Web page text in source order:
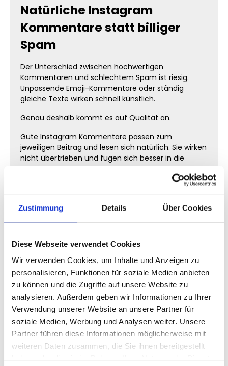
Zustimmung Details Über Cookies
Diese Webseite verwendet Cookies
Wir verwenden Cookies, um Inhalte und Anzeigen zu
personalisieren, Funktionen für soziale Medien anbieten
zu können und die Zugriffe auf unsere Website zu
analysieren. Außerdem geben wir Informationen zu Ihrer
Verwendung unserer Website an unsere Partner für
soziale Medien, Werbung und Analysen weiter. Unsere
Partner führen diese Informationen möglicherweise mit
weiteren Daten zusammen, die Sie ihnen bereitgestellt
haben oder die sie im Rahmen Ihrer Nutzung der Dienste
Natürliche Instagram
Kommentare statt billiger
Spam
Der Unterschied zwischen hochwertigen
Kommentaren und schlechtem Spam ist riesig.
Unpassende Emoji-Kommentare oder ständig
gleiche Texte wirken schnell künstlich.
Genau deshalb kommt es auf Qualität an.
Gute Instagram Kommentare passen zum
jeweiligen Beitrag und lesen sich natürlich. Sie wirken
nicht übertrieben und fügen sich besser in die
bestehende Community ein.
Wichtige Qualitätsmerkmale
natürliche Formulierungen
abwechslungsreiche Texte
keine offensichtlichen Spam-Kommentare
authentischer Gesamteindruck
Besonders deutsche Kommentare wirken bei
deutschsprachigen Profilen deutlich glaubwürdiger.
Individuelle Instagram
Kommentare kaufen
Viele Nutzer möchten nicht einfach irgendwelche
Standard-Kommentare. Gerade bei Marken,